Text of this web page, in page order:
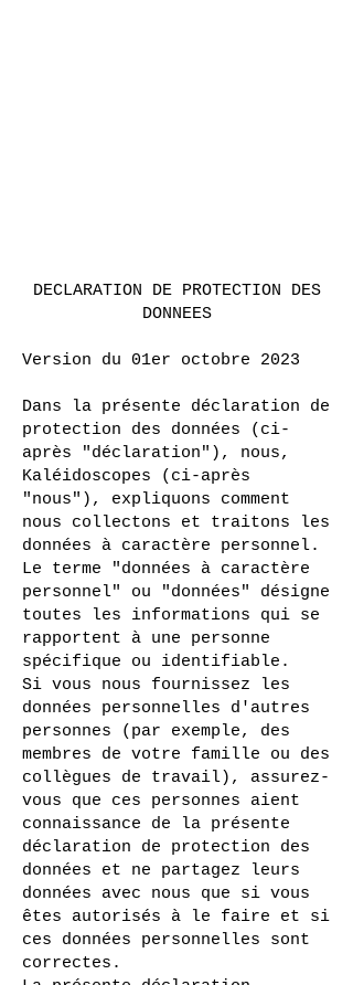
DECLARATION DE PROTECTION DES
DONNEES
Version du 01er octobre 2023
Dans la présente déclaration de
protection des données (ci-
après "déclaration"), nous,
Kaléidoscopes (ci-après
"nous"), expliquons comment
nous collectons et traitons les
données à caractère personnel.
Le terme "données à caractère
personnel" ou "données" désigne
toutes les informations qui se
rapportent à une personne
spécifique ou identifiable.
Si vous nous fournissez les
données personnelles d'autres
personnes (par exemple, des
membres de votre famille ou des
collègues de travail), assurez-
vous que ces personnes aient
connaissance de la présente
déclaration de protection des
données et ne partagez leurs
données avec nous que si vous
êtes autorisés à le faire et si
ces données personnelles sont
correctes.